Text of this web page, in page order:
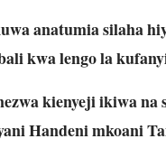
anatumia silaha
kwa lengo la
kienyeji ikiwa na
Handeni mkoani